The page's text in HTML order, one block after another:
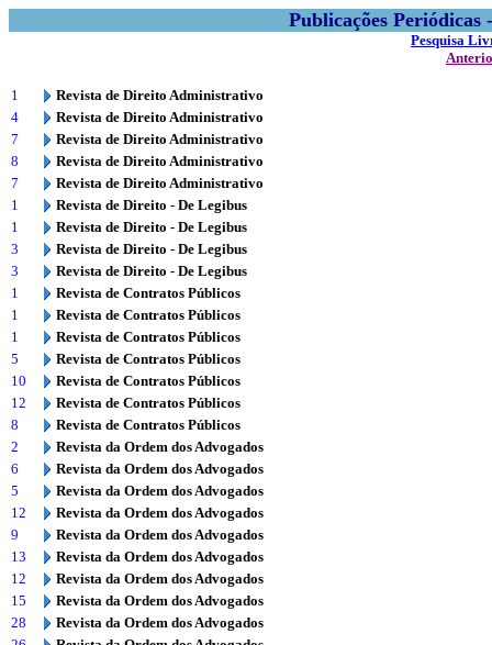
Publicações
Pesquisa
1
Revista de Direito Administrativo
4
Revista de Direito Administrativo
7
Revista de Direito Administrativo
8
Revista de Direito Administrativo
7
Revista de Direito Administrativo
1
Revista de Direito - De Legibus
1
Revista de Direito - De Legibus
3
Revista de Direito - De Legibus
3
Revista de Direito - De Legibus
1
Revista de Contratos Públicos
1
Revista de Contratos Públicos
1
Revista de Contratos Públicos
5
Revista de Contratos Públicos
10
Revista de Contratos Públicos
12
Revista de Contratos Públicos
8
Revista de Contratos Públicos
2
Revista da Ordem dos Advogados
6
Revista da Ordem dos Advogados
5
Revista da Ordem dos Advogados
12
Revista da Ordem dos Advogados
9
Revista da Ordem dos Advogados
13
Revista da Ordem dos Advogados
12
Revista da Ordem dos Advogados
15
Revista da Ordem dos Advogados
28
Revista da Ordem dos Advogados